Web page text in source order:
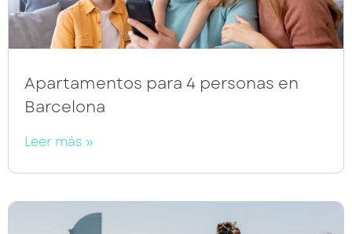
Apartamentos para 4 personas en
Barcelona
Leer más »